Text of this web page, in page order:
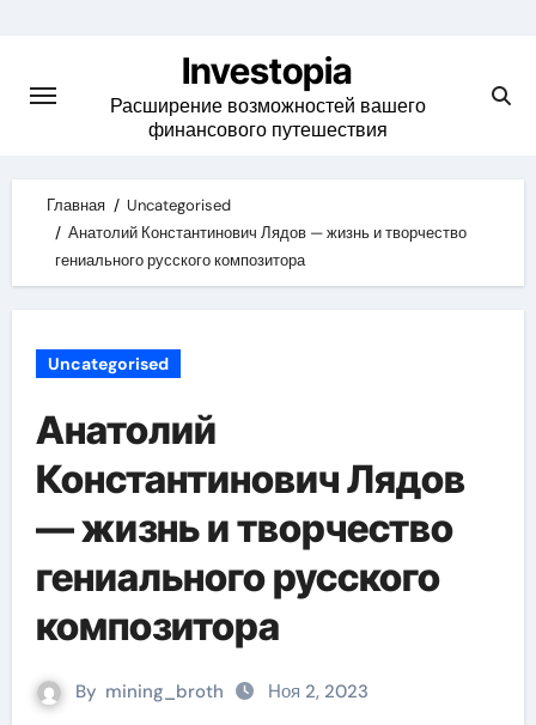
content
Investopia
Расширение возможностей вашего
финансового путешествия
Главная
Uncategorised
Анатолий Константинович Лядов — жизнь и творчество
гениального русского композитора
Uncategorised
Анатолий
Константинович Лядов
— жизнь и творчество
гениального русского
композитора
By mining_broth Ноя 2, 2023